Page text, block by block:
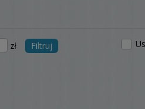
zł Filtruj